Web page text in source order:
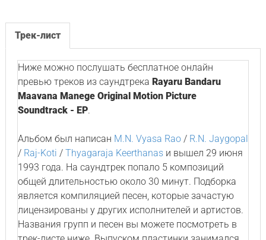
Трек-лист
Ниже можно послушать бесплатное онлайн
превью треков из саундтрека Rayaru Bandaru
Maavana Manege Original Motion Picture
Soundtrack - EP.
Альбом был написан M.N. Vyasa Rao/ R.N. Jaygopal
/ Raj-Koti / Thyagaraja Keerthanasи вышел 29 июня
1993 года. На саундтрек попало 5 композиций
общей длительностью около 30 минут. Подборка
является компиляцией песен, которые зачастую
лицензированы у других исполнителей и артистов.
Названия групп и песен вы можете посмотреть в